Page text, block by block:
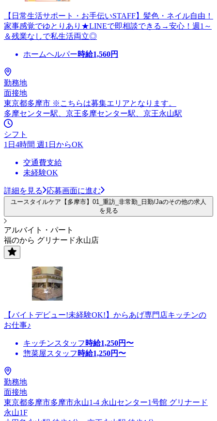
【日常生活サポート・お手伝いSTAFF】髪色・ネイル自由！
家事感覚でゆとりあり★LINEで即相談できる→安心！週1～
＆残業なしで私生活両立◎
ホームヘルパー時給1,560円
勤務地
面接地
東京都多摩市 ※こちらは募集エリアとなります。
多摩センター駅、京王多摩センター駅、京王永山駅
シフト
1日4時間 週1日からOK
交通費支給
未経験OK
詳細を見る 応募画面に進む
ユースタイルケア【多摩市】01_重訪_非常勤_日勤/Jaのその他の求人
を見る
アルバイト・パート
福のから グリナード永山店
【バイトデビュー!未経験OK!】からあげ専門店キッチンの
お仕事♪
キッチンスタッフ 時給1,250円〜
惣菜屋スタッフ 時給1,250円〜
勤務地
面接地
東京都多摩市多摩市永山1-4 永山センター1号館 グリナード
永山1F